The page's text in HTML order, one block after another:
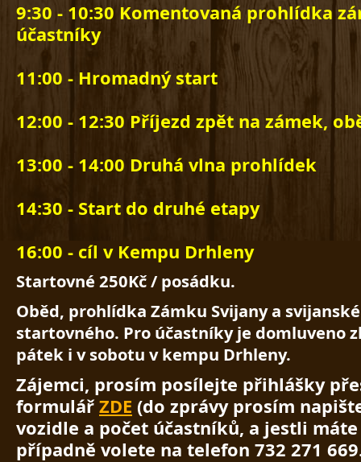
9:30 - 10:30 Komentovaná prohlídka
účastníky
11:00 - Hromadný start
12:00 - 12:30 Příjezd zpět na zámek,
13:00 - 14:00 Druhá vlna prohlídek
14:30 - Start do druhé etapy
16:00 - cíl v Kempu Drhleny
Startovné 250Kč / posádku.
Oběd, prohlídka Zámku Svijany a
startovného. Pro účastníky je domluveno
pátek i v sobotu v kempu Drhleny.
Zájemci, prosím posílejte přihlášky
formulářZDE (do zprávy prosím
vozidle a počet účastníků, a jestli
případně volete na telefon 732 271